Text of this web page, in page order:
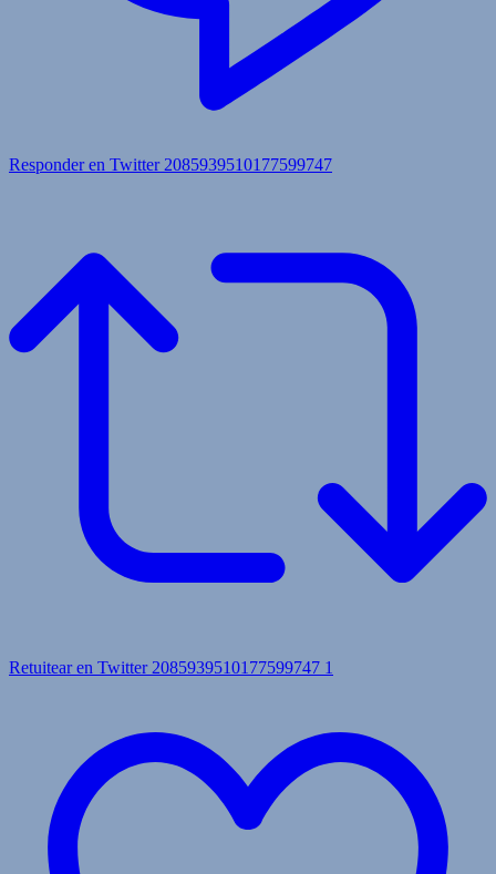
Responder en Twitter 2085939510177599747
Retuitear en Twitter 2085939510177599747 1